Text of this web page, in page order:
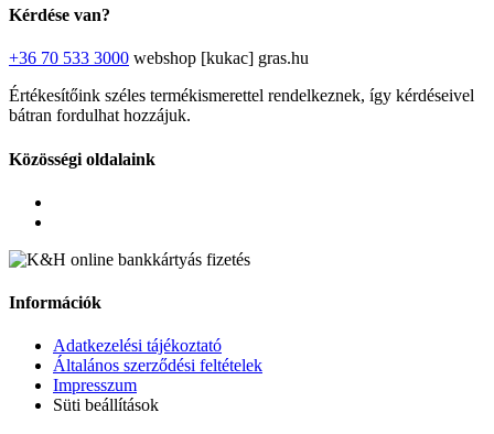
Kérdése van?
+36 70 533 3000 webshop [kukac] gras.hu
Értékesítőink széles termékismerettel rendelkeznek, így kérdéseivel
bátran fordulhat hozzájuk.
Közösségi oldalaink
Információk
Adatkezelési tájékoztató
Általános szerződési feltételek
Impresszum
Süti beállítások